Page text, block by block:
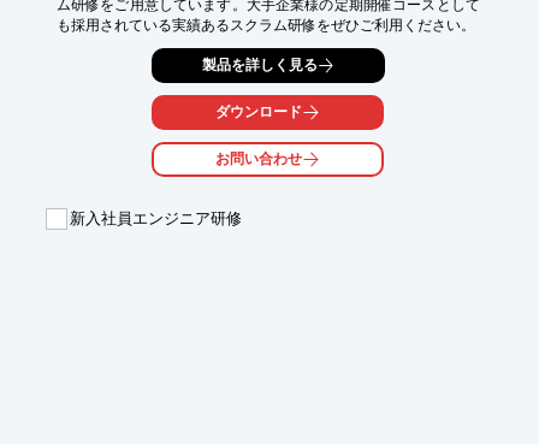
ム研修をご用意しています。大手企業様の定期開催コースとして
も採用されている実績あるスクラム研修をぜひご利用ください。
製品を詳しく見る
ダウンロード
お問い合わせ
新入社員エンジニア研修